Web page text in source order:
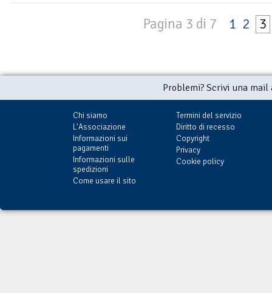
Pagina 3 di 7 1 2 3
Problemi? Scrivi una
Chi siamo
L'Associazione
Informazioni sui
pagamenti
Informazioni sulle
spedizioni
Come usare il sito
Termini del servizio
Diritto di recesso
Copyright
Privacy
Cookie policy